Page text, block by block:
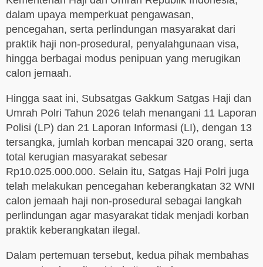
dalam upaya memperkuat pengawasan,
pencegahan, serta perlindungan masyarakat dari
praktik haji non-prosedural, penyalahgunaan visa,
hingga berbagai modus penipuan yang merugikan
calon jemaah.
Hingga saat ini, Subsatgas Gakkum Satgas Haji dan
Umrah Polri Tahun 2026 telah menangani 11 Laporan
Polisi (LP) dan 21 Laporan Informasi (LI), dengan 13
tersangka, jumlah korban mencapai 320 orang, serta
total kerugian masyarakat sebesar
Rp10.025.000.000. Selain itu, Satgas Haji Polri juga
telah melakukan pencegahan keberangkatan 32 WNI
calon jemaah haji non-prosedural sebagai langkah
perlindungan agar masyarakat tidak menjadi korban
praktik keberangkatan ilegal.
Dalam pertemuan tersebut, kedua pihak membahas